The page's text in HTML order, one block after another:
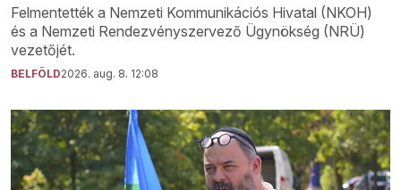
Felmentették a Nemzeti Kommunikációs Hivatal (NKOH)
és a Nemzeti Rendezvényszervező Ügynökség (NRÜ)
vezetőjét.
BELFÖLD2026. aug. 8. 12:08